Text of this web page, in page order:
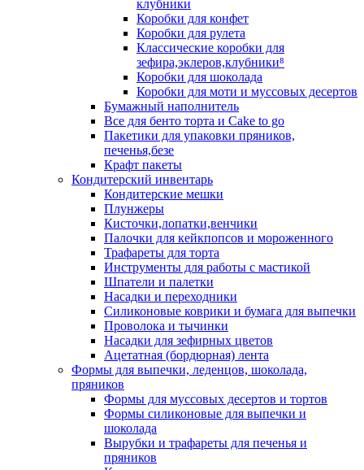
клубники
Коробки для конфет
Коробки для рулета
Классические коробки для
зефира,эклеров,клубники⁸
Коробки для шоколада
Коробки для моти и муссовых десертов
Бумажный наполнитель
Все для бенто торта и Cake to go
Пакетики для упаковки пряников,
печенья,безе
Крафт пакеты
Кондитерский инвентарь
Кондитерские мешки
Плунжеры
Кисточки,лопатки,венчики
Палочки для кейкпопсов и мороженного
Трафареты для торта
Инструменты для работы с мастикой
Шпатели и палетки
Насадки и переходники
Силиконовые коврики и бумага для выпечки
Проволока и тычинки
Насадки для зефирных цветов
Ацетатная (бордюрная) лента
Формы для выпечки, леденцов, шоколада,
пряников
Формы для муссовых десертов и тортов
Формы силиконовые для выпечки и
шоколада
Вырубки и трафареты для печенья и
пряников